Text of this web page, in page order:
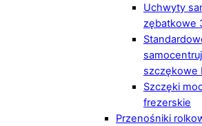
Uchwyty
zębatkowe
szczękowe
Szczęki
frezerskie
Przenośniki